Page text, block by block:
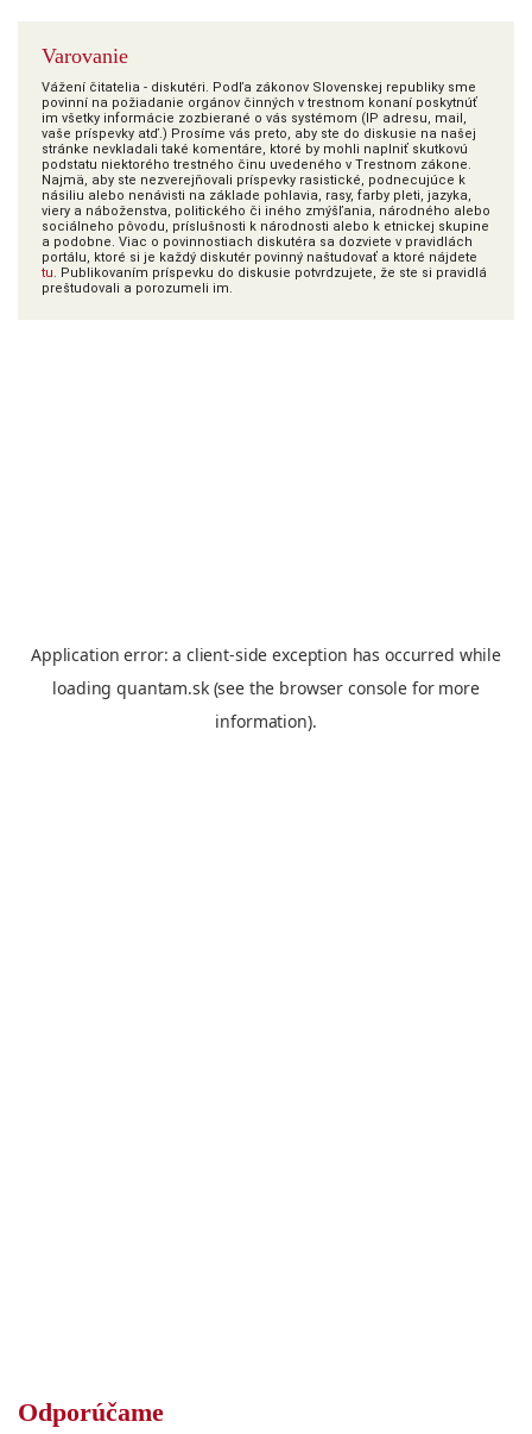
Varovanie
Vážení čitatelia - diskutéri. Podľa zákonov Slovenskej republiky sme
povinní na požiadanie orgánov činných v trestnom konaní poskytnúť
im všetky informácie zozbierané o vás systémom (IP adresu, mail,
vaše príspevky atď.) Prosíme vás preto, aby ste do diskusie na našej
stránke nevkladali také komentáre, ktoré by mohli naplniť skutkovú
podstatu niektorého trestného činu uvedeného v Trestnom zákone.
Najmä, aby ste nezverejňovali príspevky rasistické, podnecujúce k
násiliu alebo nenávisti na základe pohlavia, rasy, farby pleti, jazyka,
viery a náboženstva, politického či iného zmýšľania, národného alebo
sociálneho pôvodu, príslušnosti k národnosti alebo k etnickej skupine
a podobne. Viac o povinnostiach diskutéra sa dozviete v pravidlách
portálu, ktoré si je každý diskutér povinný naštudovať a ktoré nájdete
tu. Publikovaním príspevku do diskusie potvrdzujete, že ste si pravidlá
preštudovali a porozumeli im.
Odporúčame